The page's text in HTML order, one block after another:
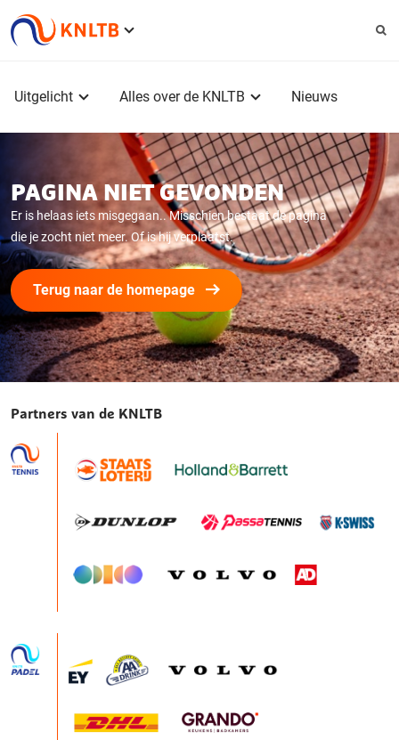
Uitgelicht Alles over de KNLTB Nieuws
PAGINA NIET GEVONDEN
Er is helaas iets misgegaan.. Misschien bestaat de pagina
die je zocht niet meer. Of is hij verplaatst.
Terug naar de homepage
Partners van de KNLTB